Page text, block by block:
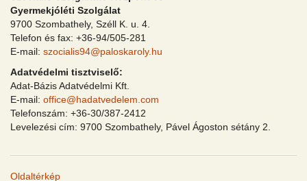
Gyermekjóléti Szolgálat
9700 Szombathely, Széll K. u. 4.
Telefon és fax: +36-94/505-281
E-mail: szocialis94@paloskaroly.hu
Adatvédelmi tisztviselő:
Adat-Bázis Adatvédelmi Kft.
E-mail: office@hadatvedelem.com
Telefonszám: +36-30/387-2412
Levelezési cím: 9700 Szombathely, Pável Ágoston sétány 2.
Oldaltérkép